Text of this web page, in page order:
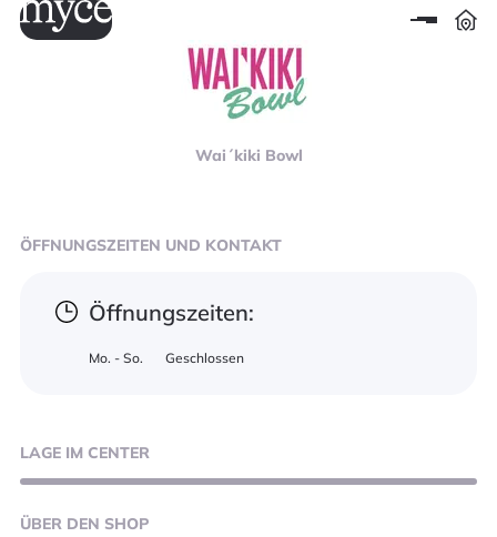
Wai´kiki Bowl
ÖFFNUNGSZEITEN UND KONTAKT
Öffnungszeiten:
Mo. - So. Geschlossen
LAGEIM CENTER
ÜBERDEN SHOP